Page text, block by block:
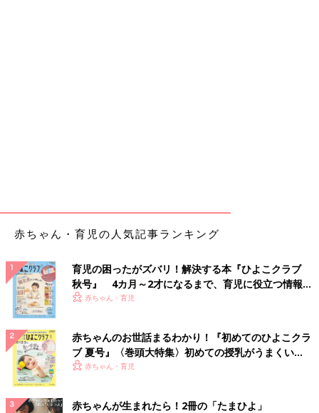
よく使う小物は小さな収納ボックスに入れているそう。わかりや
レゴはダイソーの「フタ付収納ボックス」に収納
赤ちゃん・育児の人気記事ランキング
育児の困ったがズバリ！解決する本『ひよこクラブ
秋号』 4カ月～2才になるまで、育児に役立つ情報が
いっぱい！
赤ちゃん・育児
赤ちゃんのお世話まるわかり！『初めてのひよこクラ
ブ 夏号』〈巻頭大特集〉初めての授乳がうまくい
く！ おっぱい・ミルクの基本と夏のトラブル 解決テ
赤ちゃん・育児
赤ちゃんが生まれたら！2冊の「たまひよ」